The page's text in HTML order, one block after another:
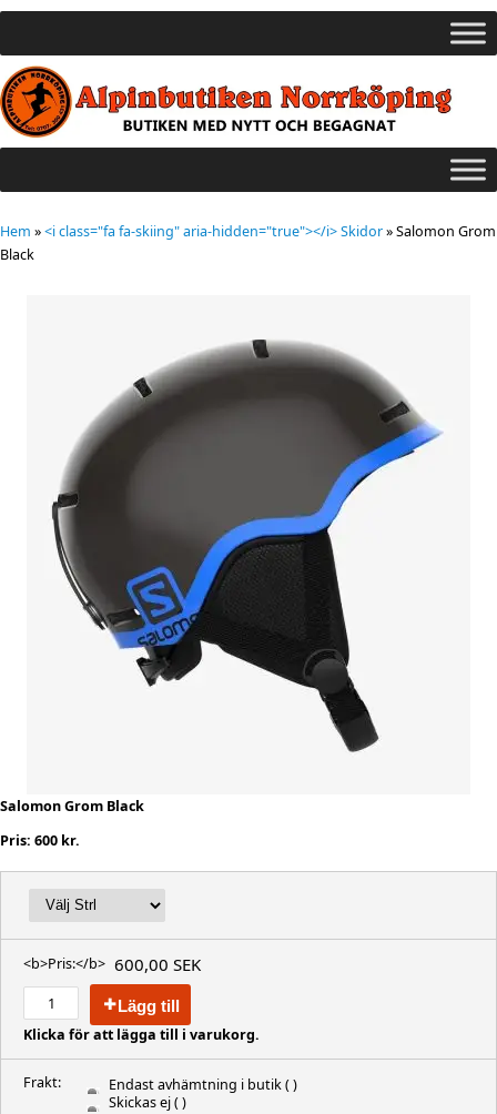
Hem »<i class="fa fa-skiing" aria-hidden="true"></i> Skidor»Salomon Grom
Black
Salomon Grom Black
Pris: 600 kr.
<b>Pris:</b> 600,00 SEK
Lägg till
Klicka för att lägga till i varukorg.
Frakt: Endast avhämtning i butik( )
Skickas ej( )